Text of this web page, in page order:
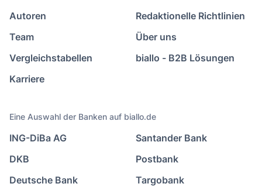
Autoren
Team
Vergleichstabellen
Karriere
Redaktionelle Richtlinien
Über uns
biallo - B2B Lösungen
Eine Auswahl der Banken auf biallo.de
ING-DiBa AG
DKB
Deutsche Bank
Santander Bank
Postbank
Targobank